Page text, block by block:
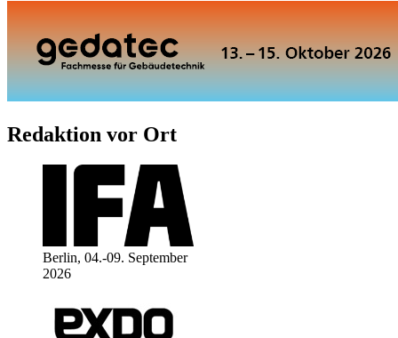
Redaktion vor Ort
Berlin, 04.-09. September
2026